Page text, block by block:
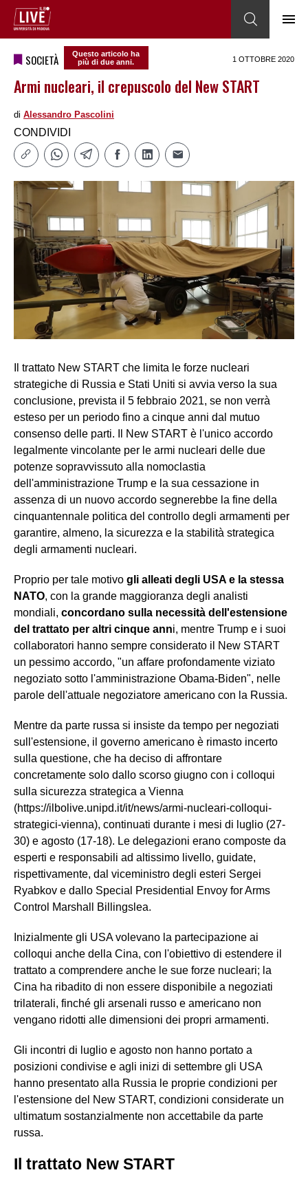
SOCIETÀ
Questo articolo ha
più di due anni.
1 OTTOBRE 2020
Armi nucleari, il crepuscolo del New START
di Alessandro Pascolini
CONDIVIDI
Il trattato New START che limita le forze nucleari
strategiche di Russia e Stati Uniti si avvia verso la sua
conclusione, prevista il 5 febbraio 2021, se non verrà
esteso per un periodo fino a cinque anni dal mutuo
consenso delle parti. Il New START è l'unico accordo
legalmente vincolante per le armi nucleari delle due
potenze sopravvissuto alla nomoclastia
dell'amministrazione Trump e la sua cessazione in
assenza di un nuovo accordo segnerebbe la fine della
cinquantennale politica del controllo degli armamenti per
garantire, almeno, la sicurezza e la stabilità strategica
degli armamenti nucleari.
Proprio per tale motivo gli alleati degli USA e la stessa
NATO, con la grande maggioranza degli analisti
mondiali, concordano sulla necessità dell'estensione
del trattato per altri cinque anni, mentre Trump e i suoi
collaboratori hanno sempre considerato il New START
un pessimo accordo, "un affare profondamente viziato
negoziato sotto l'amministrazione Obama-Biden", nelle
parole dell'attuale negoziatore americano con la Russia.
Mentre da parte russa si insiste da tempo per negoziati
sull'estensione, il governo americano è rimasto incerto
sulla questione, che ha deciso di affrontare
concretamente solo dallo scorso giugno con i colloqui
sulla sicurezza strategica a Vienna
(https://ilbolive.unipd.it/it/news/armi-nucleari-colloqui-
strategici-vienna), continuati durante i mesi di luglio (27-
30) e agosto (17-18). Le delegazioni erano composte da
esperti e responsabili ad altissimo livello, guidate,
rispettivamente, dal viceministro degli esteri Sergei
Ryabkov e dallo Special Presidential Envoy for Arms
Control Marshall Billingslea.
Inizialmente gli USA volevano la partecipazione ai
colloqui anche della Cina, con l'obiettivo di estendere il
trattato a comprendere anche le sue forze nucleari; la
Cina ha ribadito di non essere disponibile a negoziati
trilaterali, finché gli arsenali russo e americano non
vengano ridotti alle dimensioni dei propri armamenti.
Gli incontri di luglio e agosto non hanno portato a
posizioni condivise e agli inizi di settembre gli USA
hanno presentato alla Russia le proprie condizioni per
l'estensione del New START, condizioni considerate un
ultimatum sostanzialmente non accettabile da parte
russa.
Il trattato New START